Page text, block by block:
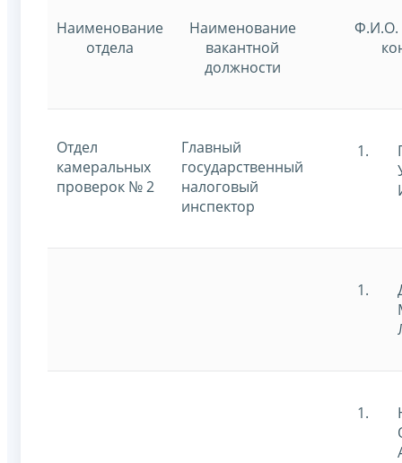
Наименование
отдела
Наименование
вакантной
должности
Ф.И.О.
Отдел
камеральных
проверок № 2
Главный
государственный
налоговый
инспектор